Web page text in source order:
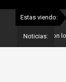
Estas viendo:
Noticias:
Estos son los